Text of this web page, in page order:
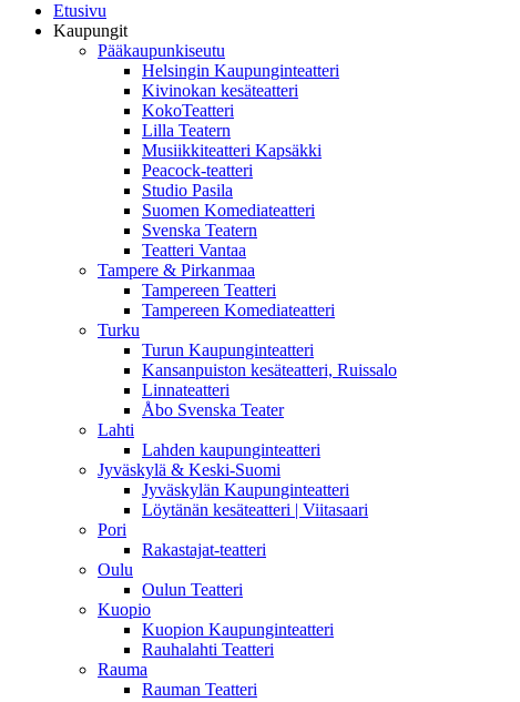
Etusivu
Kaupungit
Pääkaupunkiseutu
Helsingin Kaupunginteatteri
Kivinokan kesäteatteri
KokoTeatteri
Lilla Teatern
Musiikkiteatteri Kapsäkki
Peacock-teatteri
Studio Pasila
Suomen Komediateatteri
Svenska Teatern
Teatteri Vantaa
Tampere & Pirkanmaa
Tampereen Teatteri
Tampereen Komediateatteri
Turku
Turun Kaupunginteatteri
Kansanpuiston kesäteatteri, Ruissalo
Linnateatteri
Åbo Svenska Teater
Lahti
Lahden kaupunginteatteri
Jyväskylä & Keski-Suomi
Jyväskylän Kaupunginteatteri
Löytänän kesäteatteri | Viitasaari
Pori
Rakastajat-teatteri
Oulu
Oulun Teatteri
Kuopio
Kuopion Kaupunginteatteri
Rauhalahti Teatteri
Rauma
Rauman Teatteri